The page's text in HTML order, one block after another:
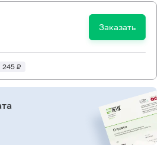
Заказать
245 ₽